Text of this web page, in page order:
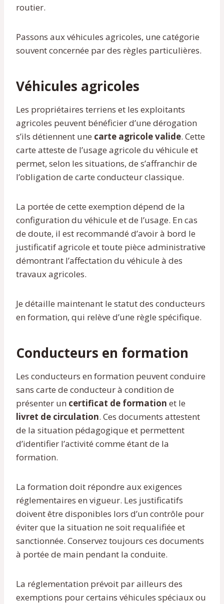
routier.
Passons aux véhicules agricoles, une catégorie
souvent concernée par des règles particulières.
Véhicules agricoles
Les propriétaires terriens et les exploitants
agricoles peuvent bénéficier d’une dérogation
s’ils détiennent une carte agricole valide. Cette
carte atteste de l’usage agricole du véhicule et
permet, selon les situations, de s’affranchir de
l’obligation de carte conducteur classique.
La portée de cette exemption dépend de la
configuration du véhicule et de l’usage. En cas
de doute, il est recommandé d’avoir à bord le
justificatif agricole et toute pièce administrative
démontrant l’affectation du véhicule à des
travaux agricoles.
Je détaille maintenant le statut des conducteurs
en formation, qui relève d’une règle spécifique.
Conducteurs en formation
Les conducteurs en formation peuvent conduire
sans carte de conducteur à condition de
présenter un certificat de formation et le
livret de circulation. Ces documents attestent
de la situation pédagogique et permettent
d’identifier l’activité comme étant de la
formation.
La formation doit répondre aux exigences
réglementaires en vigueur. Les justificatifs
doivent être disponibles lors d’un contrôle pour
éviter que la situation ne soit requalifiée et
sanctionnée. Conservez toujours ces documents
à portée de main pendant la conduite.
La réglementation prévoit par ailleurs des
exemptions pour certains véhicules spéciaux ou